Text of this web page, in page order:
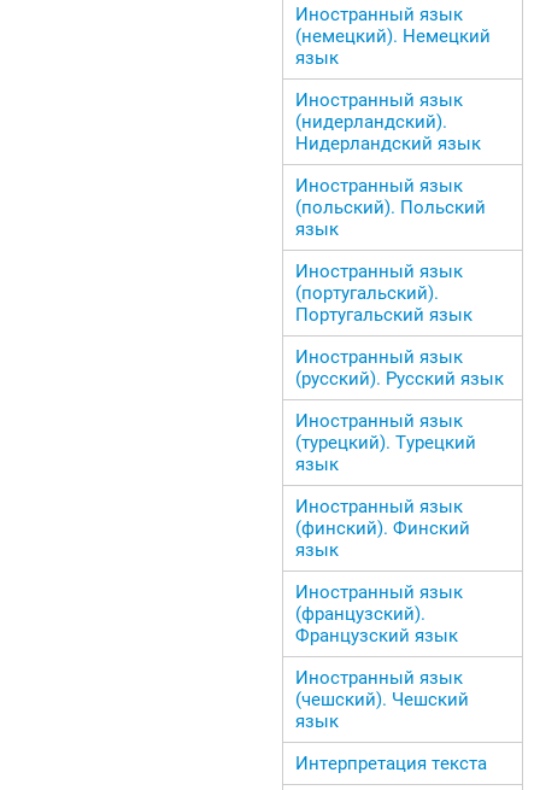
Иностранный язык
(немецкий). Немецкий
язык
Иностранный язык
(нидерландский).
Нидерландский язык
Иностранный язык
(польский). Польский
язык
Иностранный язык
(португальский).
Португальский язык
Иностранный язык
(русский). Русский язык
Иностранный язык
(турецкий). Турецкий
язык
Иностранный язык
(финский). Финский
язык
Иностранный язык
(французский).
Французский язык
Иностранный язык
(чешский). Чешский
язык
Интерпретация текста